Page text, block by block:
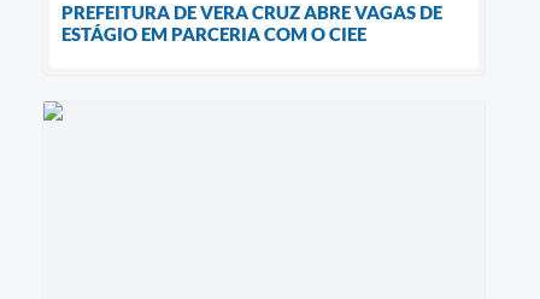
PREFEITURA DE VERA CRUZ ABRE VAGAS DE
ESTÁGIO EM PARCERIA COM O CIEE